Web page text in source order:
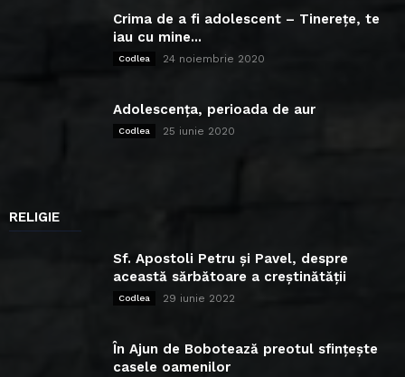
Crima de a fi adolescent – Tinerețe, te
iau cu mine...
Codlea 24 noiembrie 2020
Adolescența, perioada de aur
Codlea 25 iunie 2020
RELIGIE
Sf. Apostoli Petru și Pavel, despre
această sărbătoare a creștinătății
Codlea 29 iunie 2022
În Ajun de Bobotează preotul sfințește
casele oamenilor